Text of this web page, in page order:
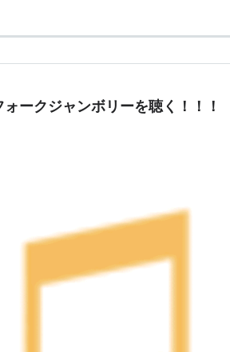
ークジャンボリーを聴く！！！